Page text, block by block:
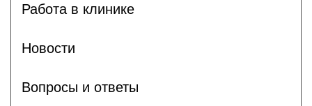
Работа в клинике
Новости
Вопросы и ответы